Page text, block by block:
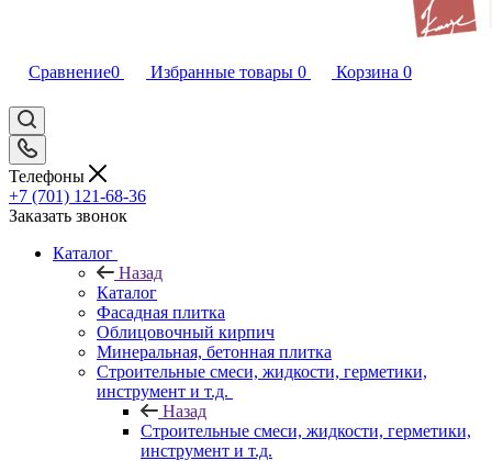
Сравнение0 Избранные товары 0 Корзина 0
Телефоны
+7 (701) 121-68-36
Заказать звонок
Каталог
Назад
Каталог
Фасадная плитка
Облицовочный кирпич
Минеральная, бетонная плитка
Строительные смеси, жидкости, герметики,
инструмент и т.д.
Назад
Строительные смеси, жидкости, герметики,
инструмент и т.д.